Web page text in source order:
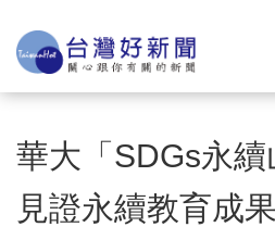
華大「SDGs永
見證永續教育成果